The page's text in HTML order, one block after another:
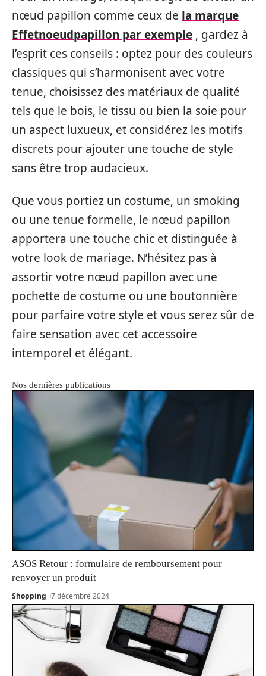
nœud papillon comme ceux de la marque
Effetnoeudpapillon par exemple , gardez à
l’esprit ces conseils : optez pour des couleurs
classiques qui s’harmonisent avec votre
tenue, choisissez des matériaux de qualité
tels que le bois, le tissu ou bien la soie pour
un aspect luxueux, et considérez les motifs
discrets pour ajouter une touche de style
sans être trop audacieux.
Que vous portiez un costume, un smoking
ou une tenue formelle, le nœud papillon
apportera une touche chic et distinguée à
votre look de mariage. N’hésitez pas à
assortir votre nœud papillon avec une
pochette de costume ou une boutonnière
pour parfaire votre style et vous serez sûr de
faire sensation avec cet accessoire
intemporel et élégant.
Nos dernières publications
ASOS Retour : formulaire de remboursement pour
renvoyer un produit
Shopping 7 décembre 2024